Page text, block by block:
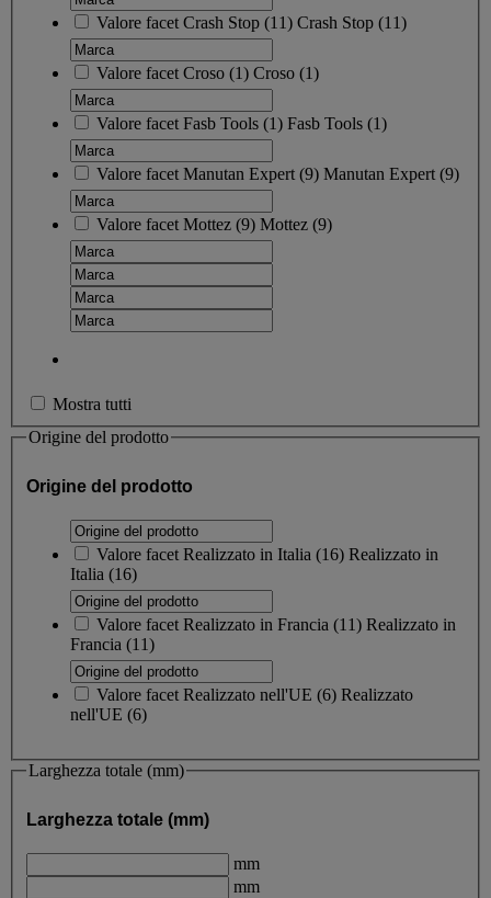
Valore facet Crash Stop (11) Crash Stop (11)
Valore facet Croso (1) Croso (1)
Valore facet Fasb Tools (1) Fasb Tools (1)
Valore facet Manutan Expert (9) Manutan Expert (9)
Valore facet Mottez (9) Mottez (9)
Mostra tutti
Origine del prodotto
Origine del prodotto
Valore facet Realizzato in Italia (16) Realizzato in
Italia (16)
Valore facet Realizzato in Francia (11) Realizzato in
Francia (11)
Valore facet Realizzato nell'UE (6) Realizzato
nell'UE (6)
Larghezza totale (mm)
Larghezza totale (mm)
mm
mm